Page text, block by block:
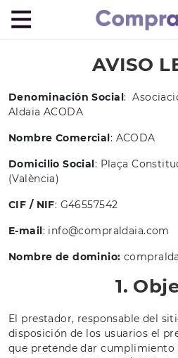
AVISO
Denominación Social:
Aldaia ACODA
Nombre Comercial: ACODA
Domicilio Social: Plaça
(València)
CIF / NIF: G46557542
E-mail: info@compraldaia.com
Nombre de dominio:
1.
El prestador, responsable del
disposición de los usuarios el
que pretende dar cumplimiento